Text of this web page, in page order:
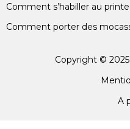
Comment s’habiller au
Comment porter des
Copyright ©
A